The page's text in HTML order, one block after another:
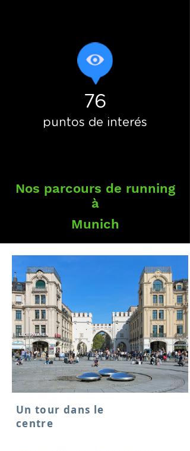
76
puntos de interés
Nos parcours de running
à
Munich
Un tour dans le
centre